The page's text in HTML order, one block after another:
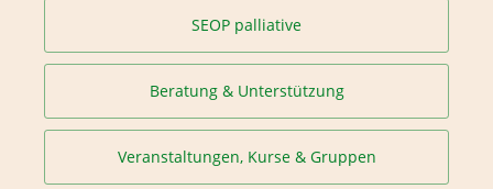
SEOP palliative
Beratung & Unterstützung
Veranstaltungen, Kurse & Gruppen